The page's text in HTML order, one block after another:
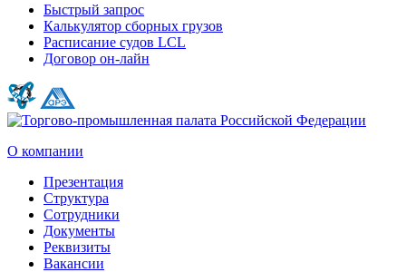
Быстрый запрос
Калькулятор сборных грузов
Расписание судов LCL
Договор он-лайн
О компании
Презентация
Структура
Сотрудники
Документы
Реквизиты
Вакансии